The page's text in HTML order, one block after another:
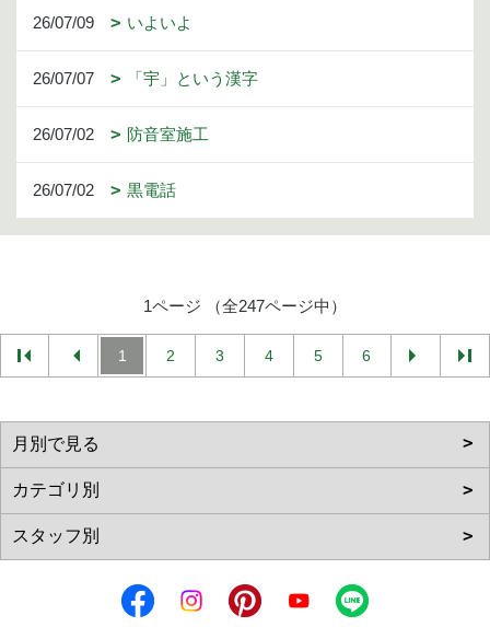
26/07/09 いよいよ
26/07/07 「宇」という漢字
26/07/02 防音室施工
26/07/02 黒電話
1ページ （全247ページ中）
1 2 3 4 5 6